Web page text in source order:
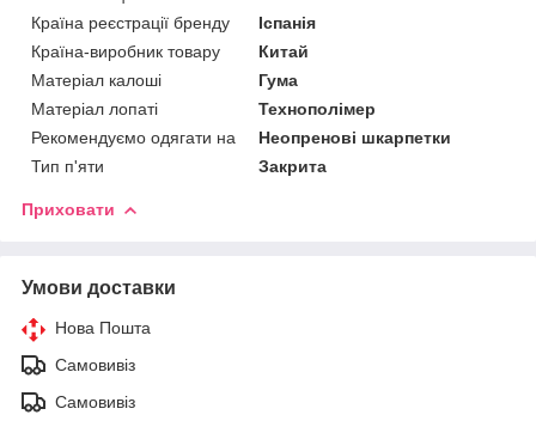
Країна реєстрації бренду
Іспанія
Країна-виробник товару
Китай
Матеріал калоші
Гума
Матеріал лопаті
Технополімер
Рекомендуємо одягати на
Неопренові шкарпетки
Тип п'яти
Закрита
Приховати
Умови доставки
Нова Пошта
Самовивіз
Самовивіз